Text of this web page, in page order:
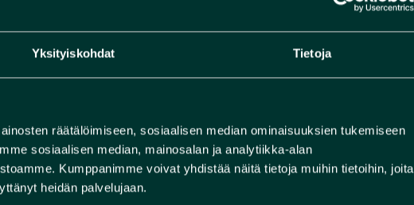
Yksityiskohdat Tietoja
räätälöimiseen, sosiaalisen median ominaisuuksien tukemiseen
sosiaalisen median, mainosalan ja analytiikka-alan
Kumppanimme voivat yhdistää näitä tietoja muihin tietoihin, joita
heidän palvelujaan.